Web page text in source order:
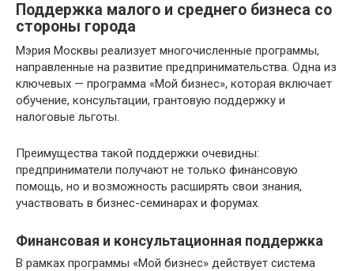
Поддержка малого и среднего бизнеса со
стороны города
Мэрия Москвы реализует многочисленные программы,
направленные на развитие предпринимательства. Одна из
ключевых — программа «Мой бизнес», которая включает
обучение, консультации, грантовую поддержку и
налоговые льготы.
Преимущества такой поддержки очевидны:
предприниматели получают не только финансовую
помощь, но и возможность расширять свои знания,
участвовать в бизнес-семинарах и форумах.
Финансовая и консультационная поддержка
В рамках программы «Мой бизнес» действует система